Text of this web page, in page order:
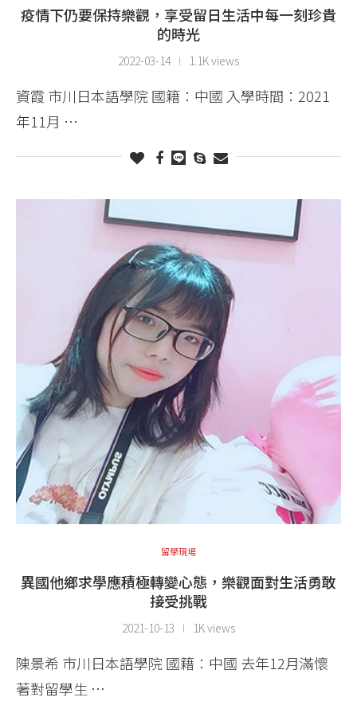
疫情下仍要保持樂觀，享受留日生活中每一刻珍貴
的時光
2022-03-14 1.1K views
資霞 市川日本語學院 國籍：中國 入學時間：2021
年11月 …
留學現場
異國他鄉求學應積極轉變心態，樂觀面對生活勇敢
接受挑戰
2021-10-13 1K views
陳景希 市川日本語學院 國籍：中國 去年12月滿懷
著對留學生 …